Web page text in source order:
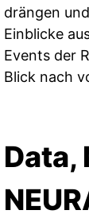
drängen
Einblicke
Events der
Blick nach
Data,